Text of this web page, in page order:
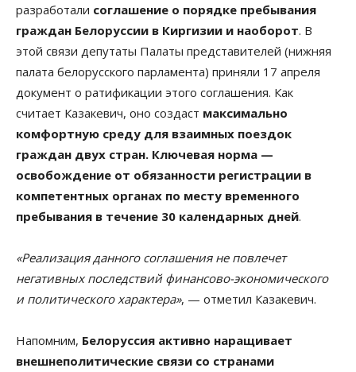
разработали соглашение о порядке пребывания
граждан Белоруссии в Киргизии и наоборот. В
этой связи депутаты Палаты представителей (нижняя
палата белорусского парламента) приняли 17 апреля
документ о ратификации этого соглашения. Как
считает Казакевич, оно создаст максимально
комфортную среду для взаимных поездок
граждан двух стран. Ключевая норма —
освобождение от обязанности регистрации в
компетентных органах по месту временного
пребывания в течение 30 календарных дней.
«Реализация данного соглашения не повлечет
негативных последствий финансово-экономического
и политического характера», — отметил Казакевич.
Напомним, Белоруссия активно наращивает
внешнеполитические связи со странами